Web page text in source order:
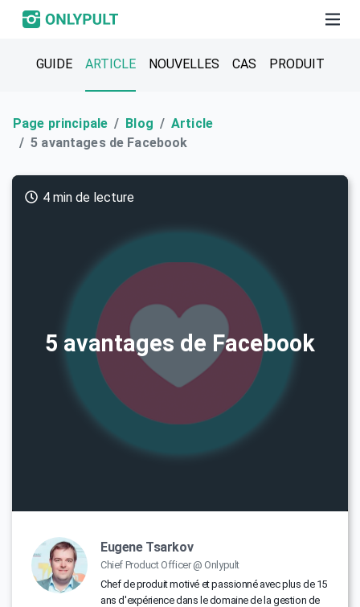
GUIDE ARTICLE NOUVELLES CAS PRODUIT
Page principale Blog
Article
5 avantages de Facebook
5 avantages de Facebook
4 min de lecture
Eugene Tsarkov
Chief Product Officer @ Onlypult
Chef de produit motivé et passionné avec plus de 15
ans d'expérience dans le domaine de la gestion de